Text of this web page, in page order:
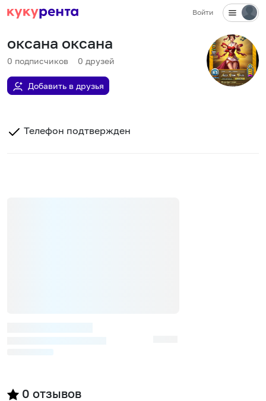
Войти
оксана оксана
0 подписчиков 0 друзей
Добавить в друзья
Телефон подтвержден
0 отзывов